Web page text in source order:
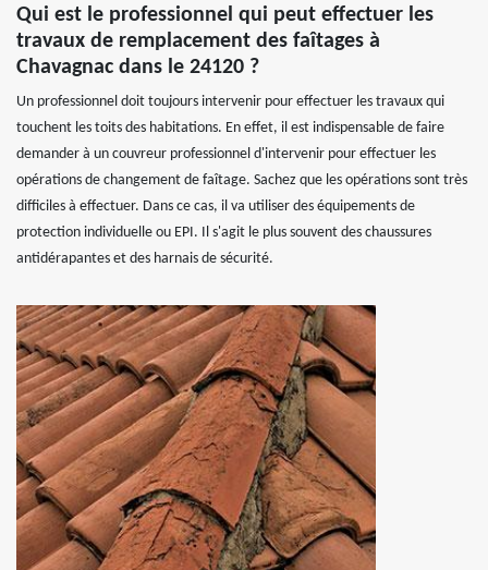
Qui est le professionnel qui peut effectuer les
travaux de remplacement des faîtages à
Chavagnac dans le 24120 ?
Un professionnel doit toujours intervenir pour effectuer les travaux qui
touchent les toits des habitations. En effet, il est indispensable de faire
demander à un couvreur professionnel d'intervenir pour effectuer les
opérations de changement de faîtage. Sachez que les opérations sont très
difficiles à effectuer. Dans ce cas, il va utiliser des équipements de
protection individuelle ou EPI. Il s'agit le plus souvent des chaussures
antidérapantes et des harnais de sécurité.